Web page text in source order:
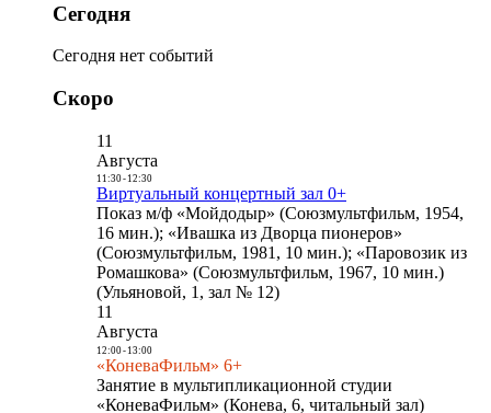
Сегодня
Сегодня нет событий
Скоро
11
Августа
11:30- 12:30
Виртуальный концертный зал 0+
Показ м/ф «Мойдодыр» (Союзмультфильм, 1954,
16 мин.); «Ивашка из Дворца пионеров»
(Союзмультфильм, 1981, 10 мин.); «Паровозик из
Ромашкова» (Союзмультфильм, 1967, 10 мин.)
(Ульяновой, 1, зал № 12)
11
Августа
12:00- 13:00
«КоневаФильм» 6+
Занятие в мультипликационной студии
«КоневаФильм» (Конева, 6, читальный зал)